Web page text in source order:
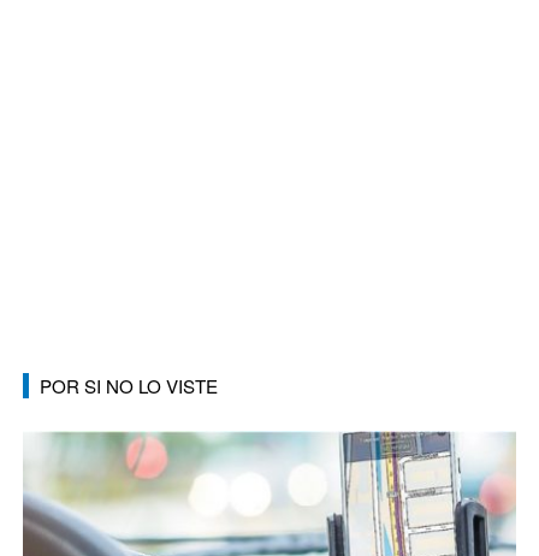
POR SI NO LO VISTE